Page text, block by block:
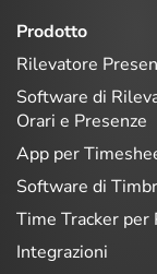
Prodotto
Rilevatore
Software di
Orari e Presenze
App per
Software di
Time Tracker per
Integrazioni